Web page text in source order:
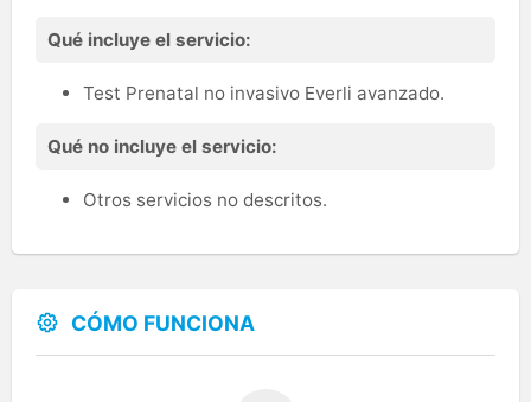
Qué incluye el servicio:
Test Prenatal no invasivo Everli avanzado.
Qué no incluye el servicio:
Otros servicios no descritos.
CÓMO FUNCIONA